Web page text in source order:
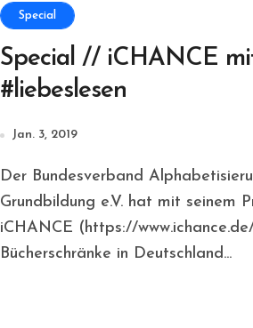
Special
Special // iCHANCE
#liebeslesen
Jan. 3, 2019
Der Bundesverband Alphabetisierung und
Grundbildung e.V. hat mit seinem
iCHANCE (https://
Bücherschränke in Deutschland...